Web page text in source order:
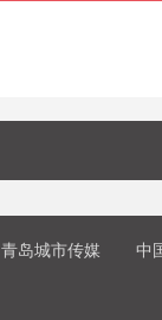
青岛城市传媒 中